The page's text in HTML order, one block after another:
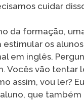
cuidar
da formação,
os
em inglês.
Vocês vão
assim, vou ler?
que